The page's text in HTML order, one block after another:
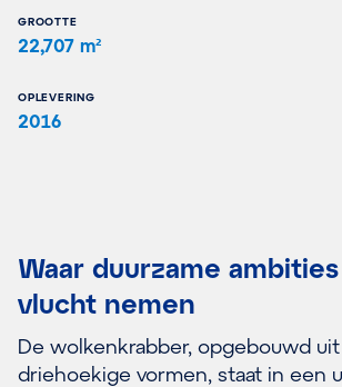
GROOTTE
22,707 m²
OPLEVERING
2016
Waar duurzame
vlucht nemen
De wolkenkrabber, opgebouwd
driehoekige vormen, staat in een